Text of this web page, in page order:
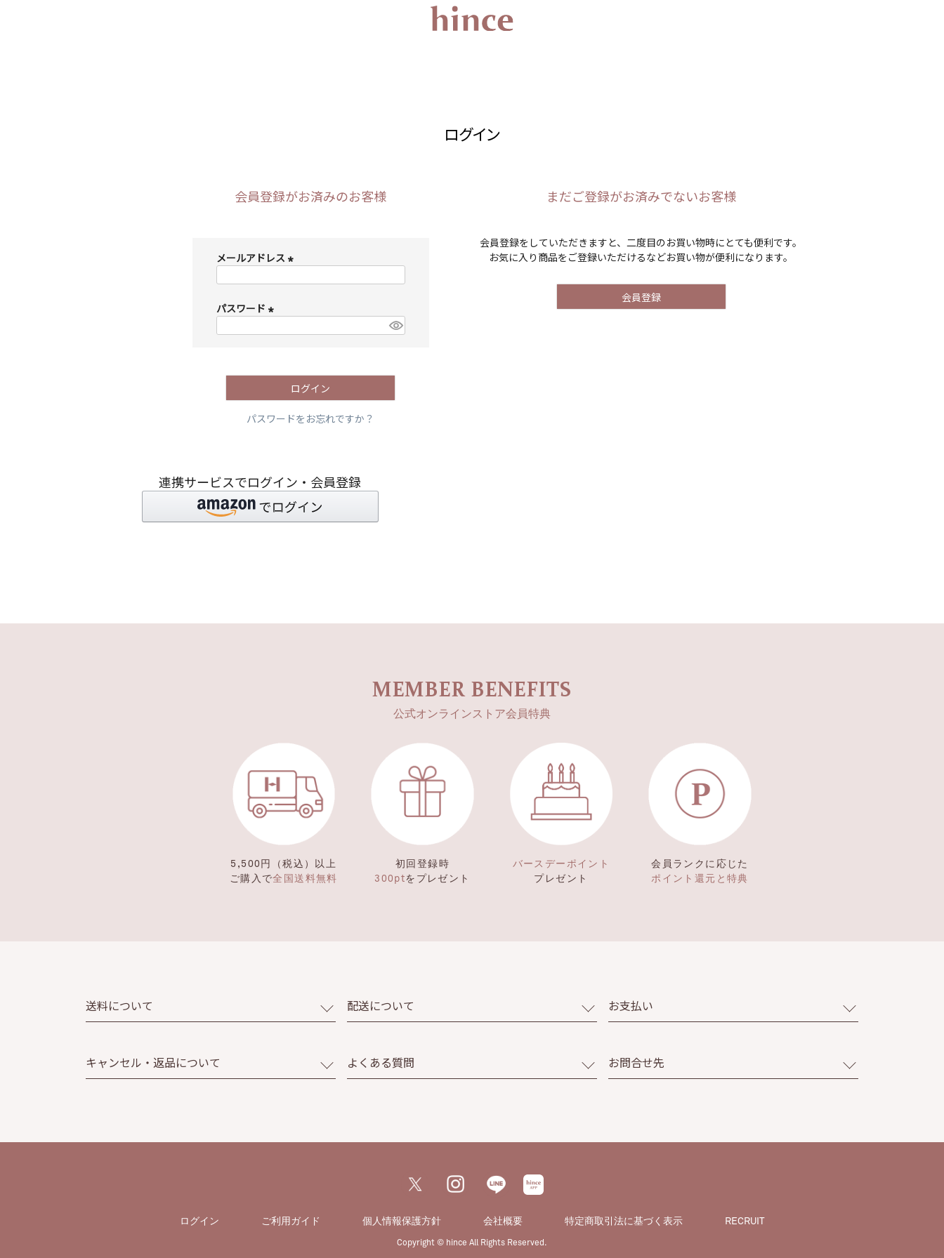
ログイン
会員登録がお済みのお客様
メールアドレス
パスワード
ログイン
パスワードをお忘れですか？
連携サービスでログイン・会員登録
まだご登録がお済みでないお客様
会員登録をしていただきますと、二度目のお買い物時にとても便利です。
お気に入り商品をご登録いただけるなどお買い物が便利になります。
会員登録
MEMBER BENEFITS
公式オンラインストア会員特典
5,500円（税込）以上
ご購入で全国送料無料
初回登録時
300ptをプレゼント
バースデーポイント
プレゼント
会員ランクに応じた
ポイント還元と特典
送料について 配送について お支払い
キャンセル・返品について よくある質問 お問合せ先
ログイン ご利用ガイド 個人情報保護方針 会社概要 特定商取引法に基づく表示 RECRUIT
Copyright © hince All Rights Reserved.